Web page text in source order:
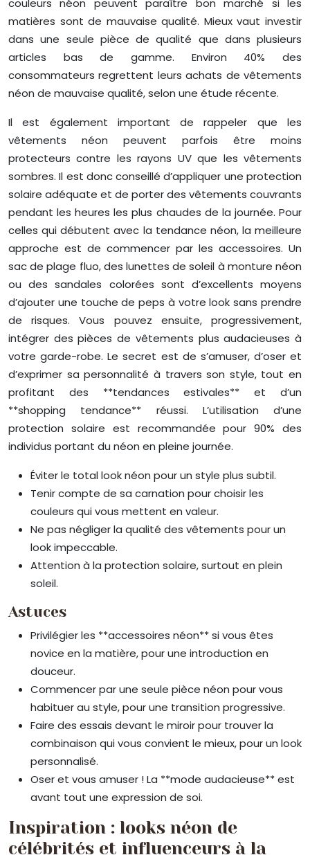
couleurs néon peuvent paraître bon marché si les
matières sont de mauvaise qualité. Mieux vaut investir
dans une seule pièce de qualité que dans plusieurs
articles bas de gamme. Environ 40% des
consommateurs regrettent leurs achats de vêtements
néon de mauvaise qualité, selon une étude récente.
Il est également important de rappeler que les
vêtements néon peuvent parfois être moins
protecteurs contre les rayons UV que les vêtements
sombres. Il est donc conseillé d’appliquer une protection
solaire adéquate et de porter des vêtements couvrants
pendant les heures les plus chaudes de la journée. Pour
celles qui débutent avec la tendance néon, la meilleure
approche est de commencer par les accessoires. Un
sac de plage fluo, des lunettes de soleil à monture néon
ou des sandales colorées sont d’excellents moyens
d’ajouter une touche de peps à votre look sans prendre
de risques. Vous pouvez ensuite, progressivement,
intégrer des pièces de vêtements plus audacieuses à
votre garde-robe. Le secret est de s’amuser, d’oser et
d’exprimer sa personnalité à travers son style, tout en
profitant des **tendances estivales** et d’un
**shopping tendance** réussi. L’utilisation d’une
protection solaire est recommandée pour 90% des
individus portant du néon en pleine journée.
Éviter le total look néon pour un style plus subtil.
Tenir compte de sa carnation pour choisir les
couleurs qui vous mettent en valeur.
Ne pas négliger la qualité des vêtements pour un
look impeccable.
Attention à la protection solaire, surtout en plein
soleil.
Astuces
Privilégier les **accessoires néon** si vous êtes
novice en la matière, pour une introduction en
douceur.
Commencer par une seule pièce néon pour vous
habituer au style, pour une transition progressive.
Faire des essais devant le miroir pour trouver la
combinaison qui vous convient le mieux, pour un look
personnalisé.
Oser et vous amuser ! La **mode audacieuse** est
avant tout une expression de soi.
Inspiration : looks néon de
célébrités et influenceurs à la